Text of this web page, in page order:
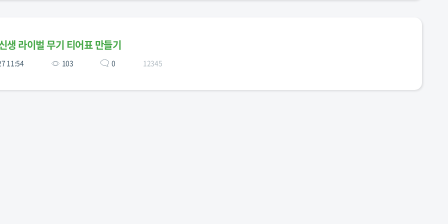
생 라이벌 무기 티어표 만들기
11:54 103 0 12345